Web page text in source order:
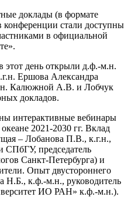
доклады (в формате
конференции стали доступны
в официальной
день открыли д.ф.-м.н.
Ершова Александра
Калюжной А.В. и Лобчук
докладов.
интерактивные вебинары
2021-2030 гг. Вклад
– Лобанова П.В., к.г.н.,
СПбГУ, председатель
Санкт-Петербурга) и
Опыт двустороннего
Н.Б., к.ф.-м.н., руководитель
ИО РАН» к.ф.-м.н.).